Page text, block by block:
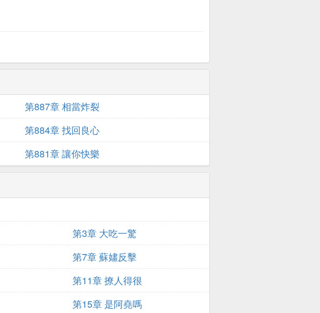
第887章 相當炸裂
第884章 找回良心
第881章 讓你快樂
第3章 大吃一驚
第7章 蘇嫿反擊
第11章 撩人得很
第15章 是阿堯嗎